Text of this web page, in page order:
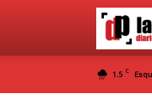
1.5 C